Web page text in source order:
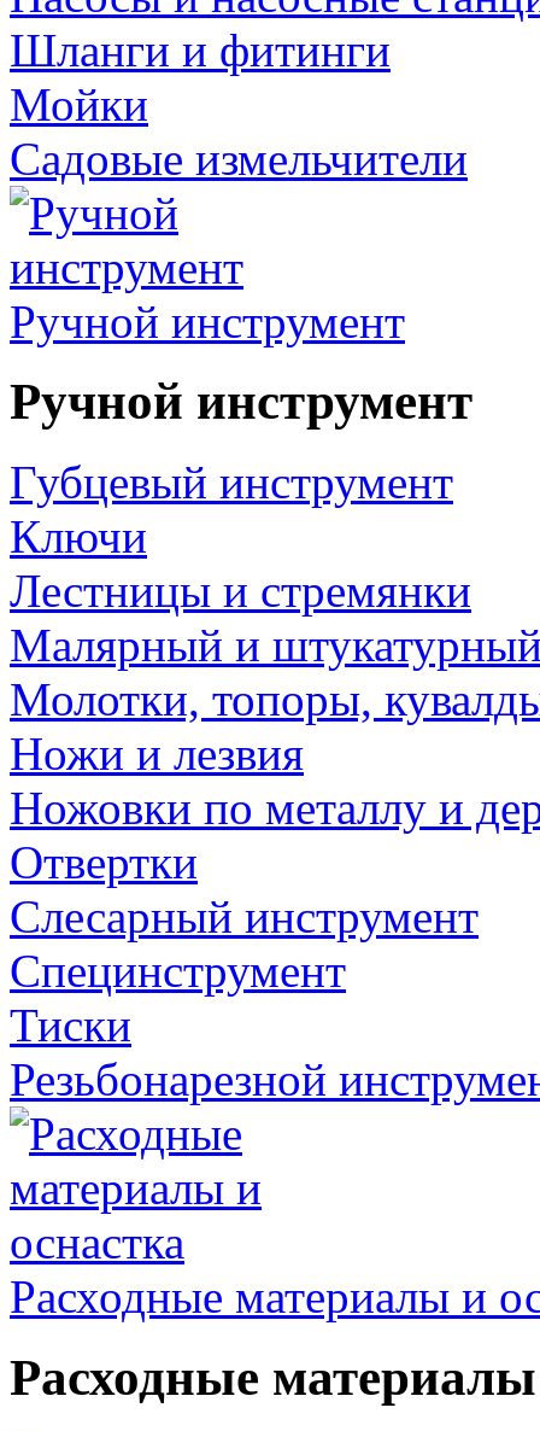
Шланги и фитинги
Мойки
Садовые измельчители
Ручной инструмент
Ручной инструмент
Губцевый инструмент
Ключи
Лестницы и стремянки
Малярный и
Молотки, топоры,
Ножи и лезвия
Ножовки по металлу и
Отвертки
Слесарный инструмент
Специнструмент
Тиски
Резьбонарезной
Расходные материалы и
Расходные